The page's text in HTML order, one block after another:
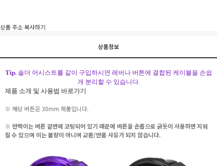
상품 주소 복사하기
상품정보
Tip.솔더 어시스트를 같이 구입하시면 레버나 버튼에 결합된 케이블을 손쉽
게 분리할 수 있습니다.
제품 소개 및 사용법 바로가기
※ 해당 버튼은 30mm 제품입니다.
※ 반짝이는 버튼 겉면에 코팅되어 있기 때문에 버튼을 손톱으로 긁듯이 사용하면 지워
질 수 있으며 이는 불량이 아니며 교환/반품 사유가 되지 않습니다.